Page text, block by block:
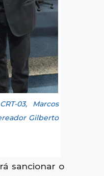
03, Marcos
Gilberto
sancionar o